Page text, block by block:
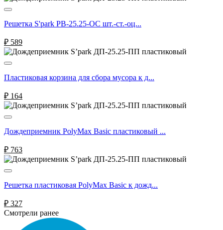
Решетка S'park РВ-25.25-ОС шт.-ст.-оц...
₽ 589
Пластиковая корзина для сбора мусора к д...
₽ 164
Дождеприемник PolyMax Basic пластиковый ...
₽ 763
Решетка пластиковая PolyMax Basic к дожд...
₽ 327
Смотрели ранее